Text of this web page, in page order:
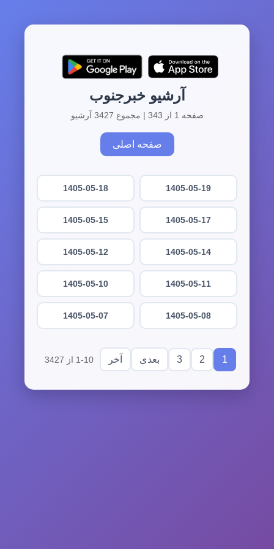
آرشیو خبرجنوب
صفحه 1 از 343 | مجموع 3427 آرشیو
صفحه اصلی
1405-05-19
1405-05-18
1405-05-17
1405-05-15
1405-05-14
1405-05-12
1405-05-11
1405-05-10
1405-05-08
1405-05-07
1
2
3 بعدی آخر 1-10 از 3427